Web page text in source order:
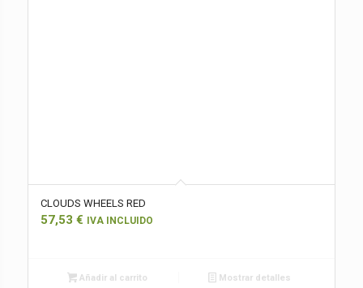
CLOUDS WHEELS RED
57,53 € IVA INCLUIDO
Añadir al carrito Mostrar detalles